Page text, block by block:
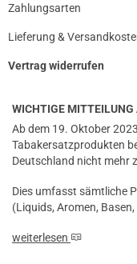
Zahlungsarten
Lieferung &
Vertrag widerrufen
WICHTIGE
Ab dem 19. Oktober
Tabakersatzprodukten
Deutschland nicht mehr
Dies umfasst sämtliche
(Liquids, Aromen,
weiterlesen